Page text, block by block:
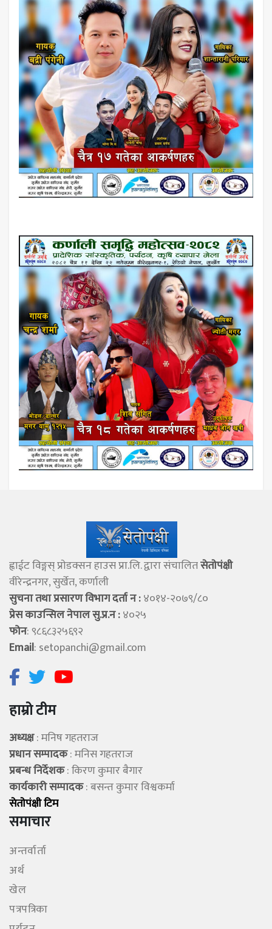
ह्वाईट विङ्गस् प्राेडक्सन हाउस प्रा.लि. द्वारा संचालितसेताेपंक्षी
वीरेन्द्रनगर, सुर्खेत, कर्णाली
सुचना तथा प्रसारण विभाग दर्ता न :४०१४-२०७९/८०
प्रेस काउन्सिल नेपाल सु.प्र.न :४०२५
फोन: ९८६८३२५६९२
Email: setopanchi@gmail.com
हाम्रो टीम
अध्यक्ष: मनिष गहतराज
प्रधान सम्पादक: मनिस गहतराज
प्रबन्ध निर्देशक: किरण कुमार बैगार
कार्यकारी सम्पादक: बसन्त कुमार विश्वकर्मा
सेताेपंक्षी टिम
समाचार
अन्तर्वार्ता
अर्थ
खेल
पत्रपत्रिका